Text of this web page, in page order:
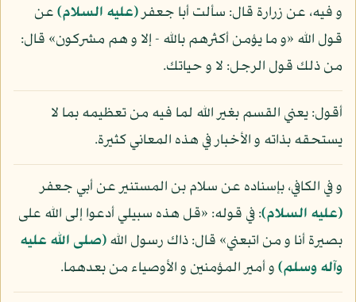
و فيه، عن زرارة قال: سألت أبا جعفر(عليه السلام)عن
قول الله «و ما يؤمن أكثرهم بالله - إلا و هم مشركون» قال:
من ذلك قول الرجل: لا و حياتك.
أقول: يعني القسم بغير الله لما فيه من تعظيمه بما لا
يستحقه بذاته و الأخبار في هذه المعاني كثيرة.
و في الكافي، بإسناده عن سلام بن المستنير عن أبي جعفر
(عليه السلام): في قوله: «قل هذه سبيلي أدعوا إلى الله على
بصيرة أنا و من اتبعني» قال: ذاك رسول الله(صلى الله عليه
وآله وسلم)و أمير المؤمنين و الأوصياء من بعدهما.